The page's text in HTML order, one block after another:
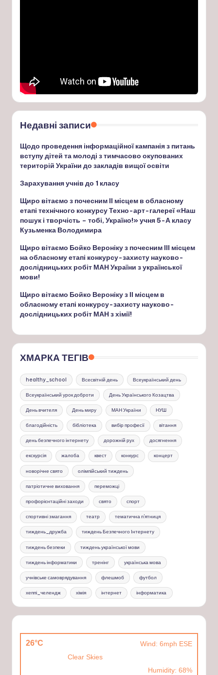
Недавні записи
Щодо проведення інформаційної кампанія з питань
вступу дітей та молоді з тимчасово окупованих
територій України до закладів вищої освіти
Зарахування учнів до 1 класу
Щиро вітаємо з почесним ІІ місцем в обласному
етапі технічного конкурсу Техно-арт-галереї «Наш
пошук і творчість – тобі, Україно!» учня 5-А класу
Кузьменка Володимира
Щиро вітаємо Бойко Вероніку з почесним ІІІ місцем
на обласному етапі конкурсу-захисту науково-
дослідницьких робіт МАН України з української
мови!
Щиро вітаємо Бойко Вероніку з ІІ місцем в
обласному етапі конкурсу-захисту науково-
дослідницьких робіт МАН з хімії!
ХМАРКА ТЕГІВ
healthy_school Всесвітній день Всеукраїнський день
Всеукраїнський урок доброти День Українського Козацтва
День вчителя День миру МАН України НУШ
благодійність бібліотека вибір професії вітання
день безпечного інтернету дорожній рух досягнення
екскурсія жалоба квест конкурс концерт
новорічне свято олімпійський тиждень
патріотичне виховання переможці
профорієнтаційні заходи свято спорт
спортивні змагання театр тематична п'ятниця
тиждень_дружба тиждень Безпечного Інтернету
тиждень безпеки тиждень української мови
тиждень інформатики тренінг українська мова
учнівське самоврядування флешмоб футбол
хеппі_челендж хімія інтернет інформатика
26°C
Wind: 6mph ESE
Clear Skies
Humidity: 68%